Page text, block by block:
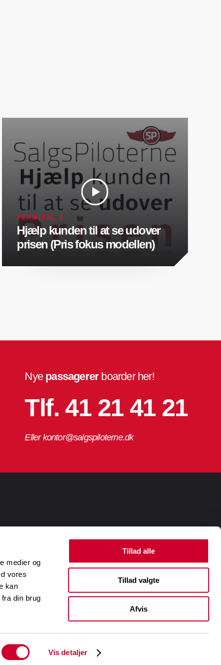
medier og
vores
kan
din brug
Vis detaljer
Tillad alle
Tillad valgte
Afvis
TERMINAL 2
Hjælp kunden til at se udover
prisen (Pris fokus modellen)
Nye passagererboarder her!
Tlf. 41 21 41 21
Eller kontor@salgspiloterne.dk
Pilot iSalg
Short cuts
Kontakt
Om os
Salgsuddannelse i efteråret?